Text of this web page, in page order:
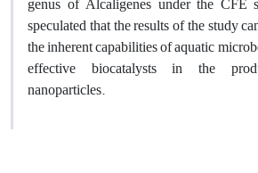
speculated that the results of the study
the inherent capabilities of aquatic
effective biocatalysts in the
nanoparticles.